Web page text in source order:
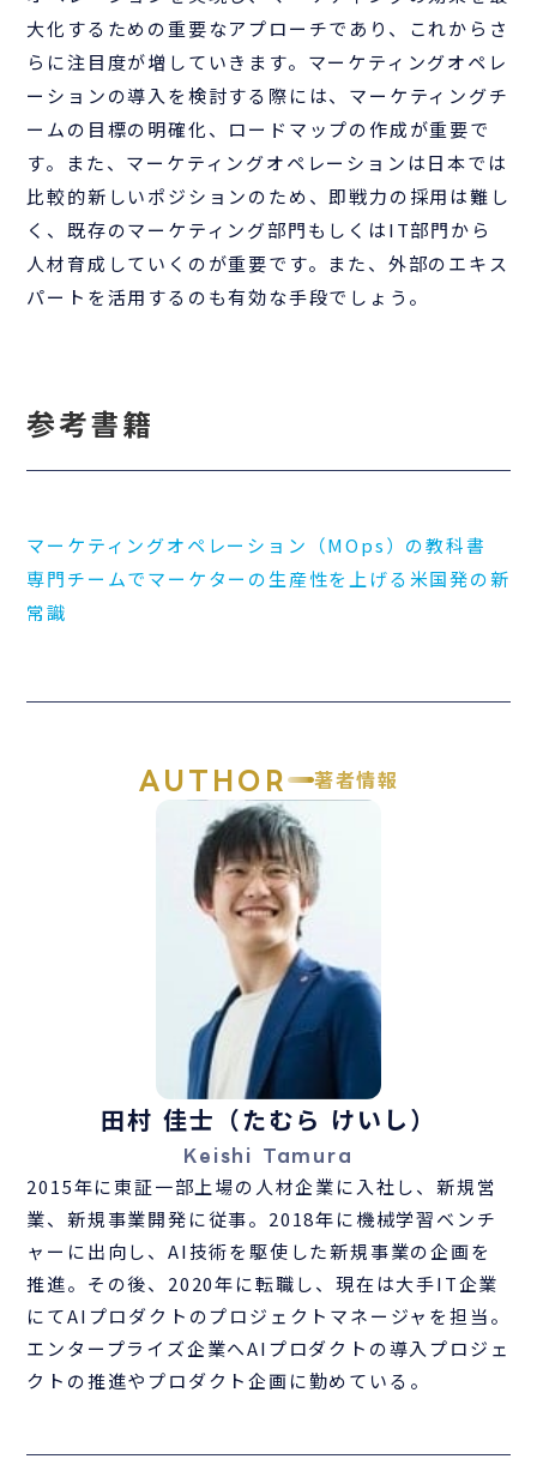
大化するための重要なアプローチであり、これからさ
らに注目度が増していきます。マーケティングオペレ
ーションの導入を検討する際には、マーケティングチ
ームの目標の明確化、ロードマップの作成が重要で
す。また、マーケティングオペレーションは日本では
比較的新しいポジションのため、即戦力の採用は難し
く、既存のマーケティング部門もしくはIT部門から
人材育成していくのが重要です。また、外部のエキス
パートを活用するのも有効な手段でしょう。
参考書籍
マーケティングオペレーション（MOps）の教科書
専門チームでマーケターの生産性を上げる米国発の新
常識
AUTHOR 著者情報
田村 佳士（たむら けいし）
Keishi Tamura
2015年に東証一部上場の人材企業に入社し、新規営
業、新規事業開発に従事。2018年に機械学習ベンチ
ャーに出向し、AI技術を駆使した新規事業の企画を
推進。その後、2020年に転職し、現在は大手IT企業
にてAIプロダクトのプロジェクトマネージャを担当。
エンタープライズ企業へAIプロダクトの導入プロジェ
クトの推進やプロダクト企画に勤めている。